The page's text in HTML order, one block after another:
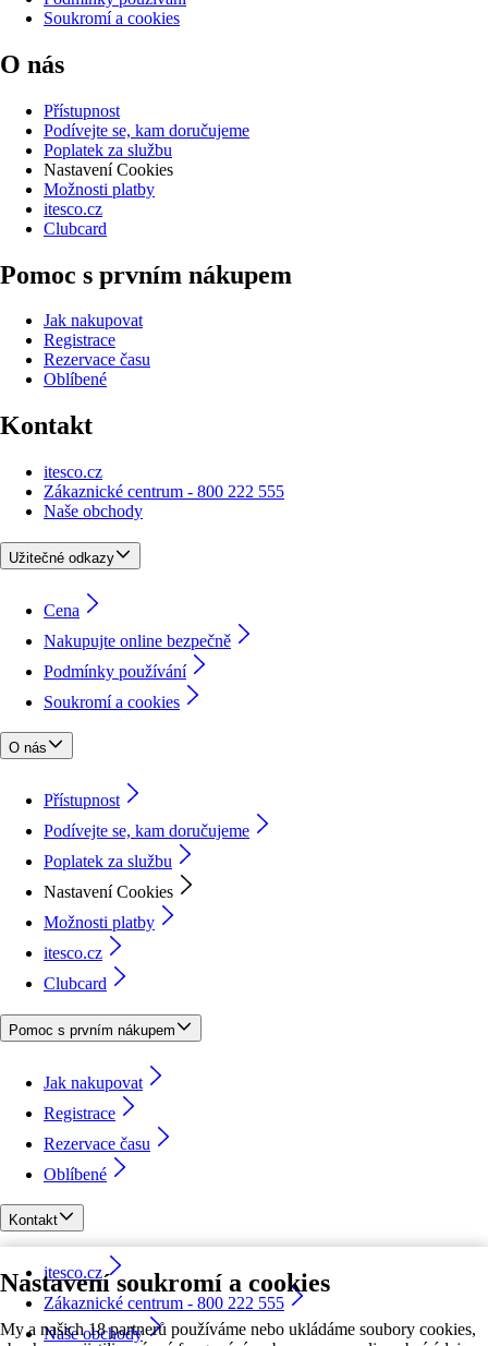
Nastavení soukromí a cookies
My a našich 18 partnerů používáme nebo ukládáme soubory cookies,
Soukromí a cookies
O nás
Přístupnost
Podívejte se, kam doručujeme
Poplatek za službu
Nastavení Cookies
Možnosti platby
itesco.cz
Clubcard
Pomoc s prvním nákupem
Jak nakupovat
Registrace
Rezervace času
Oblíbené
Kontakt
itesco.cz
Zákaznické centrum - 800 222 555
Naše obchody
Užitečné odkazy
Cena
Nakupujte online bezpečně
Podmínky používání
Soukromí a cookies
O nás
Přístupnost
Podívejte se, kam doručujeme
Poplatek za službu
Nastavení Cookies
Možnosti platby
itesco.cz
Clubcard
Pomoc s prvním nákupem
Jak nakupovat
Registrace
Rezervace času
Oblíbené
Kontakt
itesco.cz
Zákaznické centrum - 800 222 555
Naše obchody